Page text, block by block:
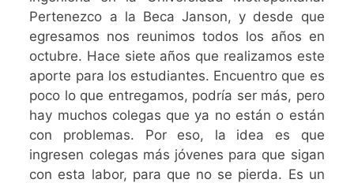
Pertenezco a la Beca Janson, y desde que
egresamos nos reunimos todos los años en
octubre. Hace siete años que realizamos este
aporte para los estudiantes. Encuentro que es
poco lo que entregamos, podría ser más, pero
hay muchos colegas que ya no están o están
con problemas. Por eso, la idea es que
ingresen colegas más jóvenes para que sigan
con esta labor, para que no se pierda. Es un